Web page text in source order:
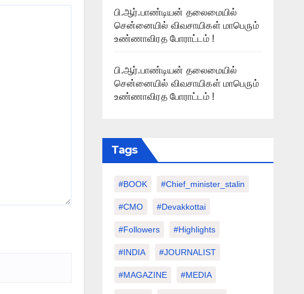
பி.ஆர்.பாண்டியன் தலைமையில்
சென்னையில் விவசாயிகள் மாபெரும்
உண்ணாவிரத போராட்டம் !
பி.ஆர்.பாண்டியன் தலைமையில்
சென்னையில் விவசாயிகள் மாபெரும்
உண்ணாவிரத போராட்டம் !
Tags
#BOOK #chief_minister_stalin
#CMO #devakkottai
#followers #highlights
#INDIA #JOURNALIST
#MAGAZINE #MEDIA